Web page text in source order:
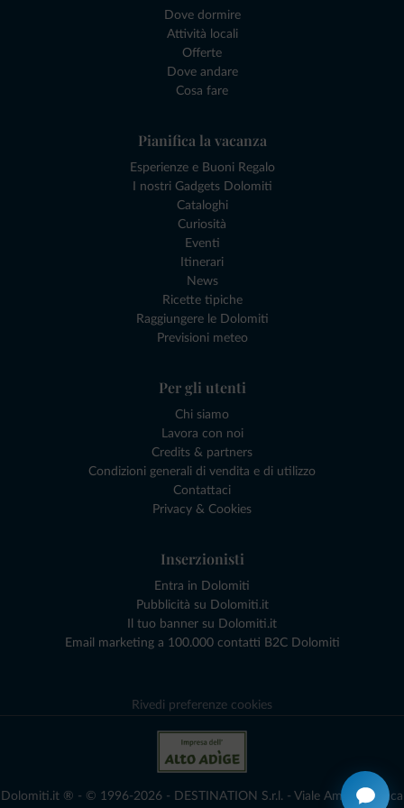
Dove dormire
Attività locali
Offerte
Dove andare
Cosa fare
Pianifica la vacanza
Esperienze e Buoni Regalo
I nostri Gadgets Dolomiti
Cataloghi
Curiosità
Eventi
Itinerari
News
Ricette tipiche
Raggiungere le Dolomiti
Previsioni meteo
Per gli utenti
Chi siamo
Lavora con noi
Credits & partners
Condizioni generali di vendita e di utilizzo
Contattaci
Privacy & Cookies
Inserzionisti
Entra in Dolomiti
Pubblicità su Dolomiti.it
Il tuo banner su Dolomiti.it
Email marketing a 100.000 contatti B2C Dolomiti
Rivedi preferenze cookies
Dolomiti.it ® - © 1996-2026 - DESTINATION S.r.l. - Viale Amedeo Duca